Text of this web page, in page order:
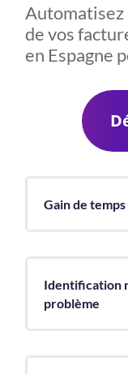
de vos
en Espagne
Gain de temps
Identification
problème